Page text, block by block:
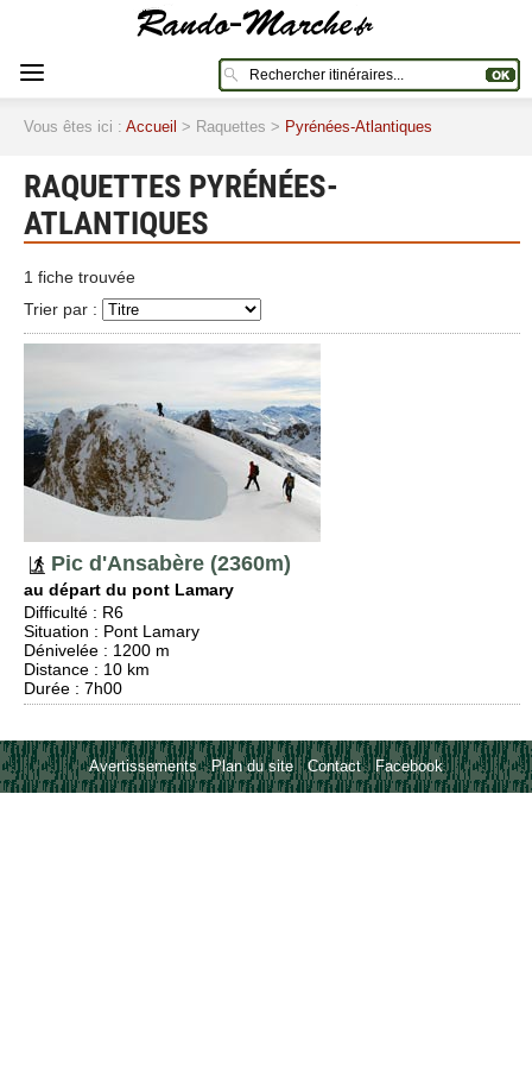
Vous êtes ici : Accueil > Raquettes > Pyrénées-Atlantiques
RAQUETTES PYRÉNÉES-
ATLANTIQUES
1 fiche trouvée
Trier par :
Pic d'Ansabère (2360m)
au départ du pont Lamary
Difficulté : R6
Situation : Pont Lamary
Dénivelée : 1200 m
Distance : 10 km
Durée : 7h00
Avertissements-Plan du site-Contact-Facebook